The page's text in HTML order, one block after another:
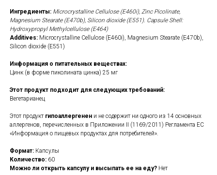
Ингредиенты: Microcrystalline Cellulose (E460i), Zinc Picolinate,
Magnesium Stearate (E470b), Silicon dioxide (E551). Capsule Shell:
Hydroxypropyl Methylcellulose (E464)
Additives: Microcrystalline Cellulose (E460i), Magnesium Stearate (E470b),
Silicon dioxide (E551)
Информация о питательных веществах:
Цинк (в форме пиколината цинка) 25 мг
Этот продукт подходит для следующих требований:
Вегетарианец
Этот продукт гипоаллергенен и не содержит ни одного из 14 основных
аллергенов, перечисленных в Приложении II (1169/2011) Регламента ЕС
«Информация о пищевых продуктах для потребителей».
Формат: Капсулы
Количество: 60
Можно ли открыть капсулу и высыпать ее на еду? Нет